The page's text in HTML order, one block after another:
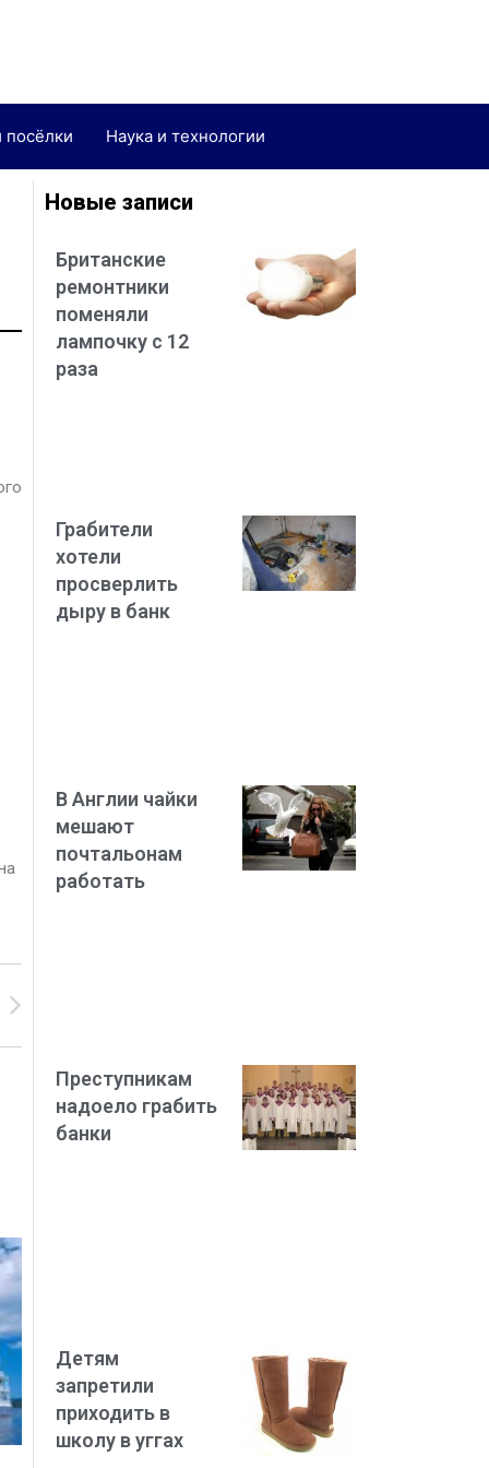
посёлки Наука и технологии
Новые записи
Британские
ремонтники
поменяли
лампочку с 12
раза
Грабители
хотели
просверлить
дыру в банк
В Англии чайки
мешают
почтальонам
работать
Преступникам
надоело грабить
банки
Детям
запретили
приходить в
школу в уггах